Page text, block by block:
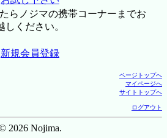
らノジマの携帯コーナーまでお
しください。
新規会員登録
ページトップへ
マイページへ
サイトトップへ
ログアウト
2026 Nojima.